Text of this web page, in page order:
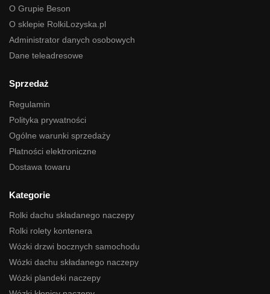
O Grupie Beson
O sklepie RolkiLozyska.pl
Administrator danych osobowych
Dane teleadresowe
Sprzedaż
Regulamin
Polityka prywatności
Ogólne warunki sprzedaży
Płatności elektroniczne
Dostawa towaru
Kategorie
Rolki dachu składanego naczepy
Rolki rolety kontenera
Wózki drzwi bocznych samochodu
Wózki dachu składanego naczepy
Wózki plandeki naczepy